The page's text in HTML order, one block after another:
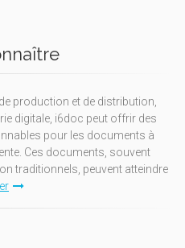
production et de distribution,
digitale, i6doc peut offrir des
pour les documents à
Ces documents, souvent
traditionnels, peuvent atteindre